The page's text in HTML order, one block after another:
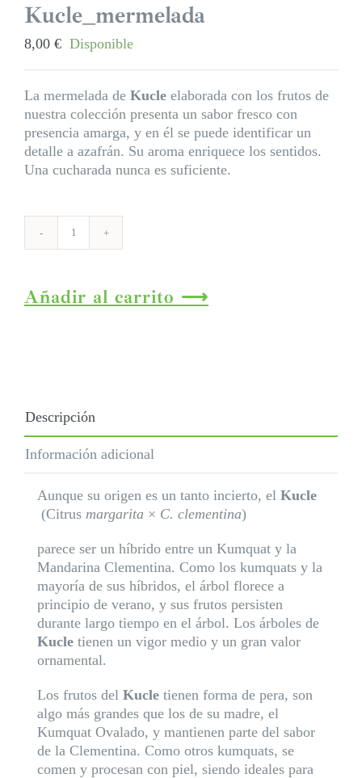
Kucle_mermelada
8,00 € Disponible
La mermelada de Kucle elaborada con los frutos de
nuestra colección presenta un sabor fresco con
presencia amarga, y en él se puede identificar un
detalle a azafrán. Su aroma enriquece los sentidos.
Una cucharada nunca es suficiente.
Kucle_mermelada
Añadir al carrito
Descripción
Información adicional
Aunque su origen es un tanto incierto, el Kucle
(Citrusmargarita × C. clementina)
parece ser un híbrido entre un Kumquat y la
Mandarina Clementina. Como los kumquats y la
mayoría de sus híbridos, el árbol florece a
principio de verano, y sus frutos persisten
durante largo tiempo en el árbol. Los árboles de
Kucletienen un vigor medio y un gran valor
ornamental.
Los frutos del Kucletienen forma de pera, son
algo más grandes que los de su madre, el
Kumquat Ovalado, y mantienen parte del sabor
de la Clementina. Como otros kumquats, se
comen y procesan con piel, siendo ideales para